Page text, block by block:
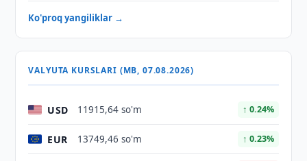
Ko'proq yangiliklar →
VALYUTA KURSLARI (MB, 07.08.2026)
USD 11915,64 so'm ↑ 0.24%
EUR 13749,46 so'm ↑ 0.23%